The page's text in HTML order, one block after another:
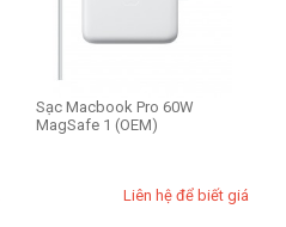
Sạc Macbook Pro 60W
MagSafe 1 (OEM)
Liên hệ để biết giá